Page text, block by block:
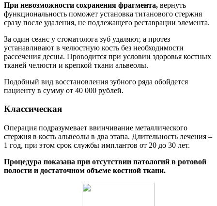
При невозможности сохранения фрагмента, вернуть
функциональность поможет установка титанового стержня
сразу после удаления, не подлежащего реставрации элемента.
За один сеанс у стоматолога зуб удаляют, а протез
устанавливают в челюстную кость без необходимости
рассечения десны. Проводится при условии здоровья костных
тканей челюсти и крепкой ткани альвеолы.
Подобный вид восстановления зубного ряда обойдется
пациенту в сумму от 40 000 рублей.
Классическая
Операция подразумевает ввинчивание металлического
стержня в кость альвеолы в два этапа. Длительность лечения –
1 год, при этом срок службы имплантов от 20 до 30 лет.
Процедура показана при отсутствии патологий в ротовой
полости и достаточном объеме костной ткани.